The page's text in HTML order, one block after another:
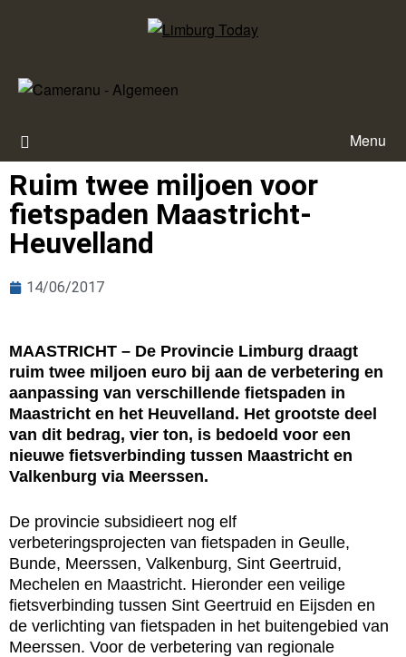
Menu
Ruim twee miljoen voor
fietspaden Maastricht-
Heuvelland
14/06/2017
MAASTRICHT – De Provincie Limburg draagt
ruim twee miljoen euro bij aan de verbetering en
aanpassing van verschillende fietspaden in
Maastricht en het Heuvelland. Het grootste deel
van dit bedrag, vier ton, is bedoeld voor een
nieuwe fietsverbinding tussen Maastricht en
Valkenburg via Meerssen.
De provincie subsidieert nog elf
verbeteringsprojecten van fietspaden in Geulle,
Bunde, Meerssen, Valkenburg, Sint Geertruid,
Mechelen en Maastricht. Hieronder een veilige
fietsverbinding tussen Sint Geertruid en Eijsden en
de verlichting van fietspaden in het buitengebied van
Meerssen. Voor de verbetering van regionale